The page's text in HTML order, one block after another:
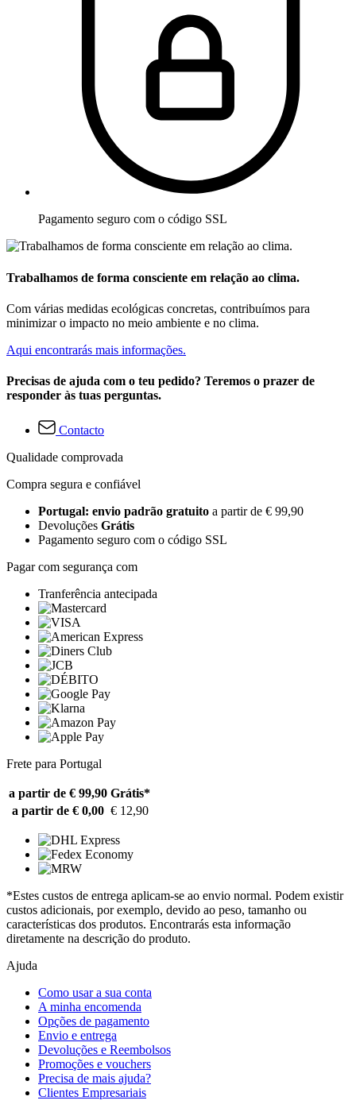
Pagamento seguro com o código SSL
Trabalhamos de forma consciente em relação ao clima.
Com várias medidas ecológicas concretas, contribuímos para
minimizar o impacto no meio ambiente e no clima.
Aqui encontrarás mais informações.
Precisas de ajuda com o teu pedido? Teremos o prazer de
responder às tuas perguntas.
Contacto
Qualidade comprovada
Compra segura e confiável
Portugal: envio padrão gratuito a partir de € 99,90
Devoluções Grátis
Pagamento seguro com o código SSL
Pagar com segurança com
Tranferência antecipada
Frete para Portugal
a partir de € 99,90 Grátis*
a partir de € 0,00 € 12,90
*Estes custos de entrega aplicam-se ao envio normal. Podem existir
custos adicionais, por exemplo, devido ao peso, tamanho ou
características dos produtos. Encontrarás esta informação
diretamente na descrição do produto.
Ajuda
Como usar a sua conta
A minha encomenda
Opções de pagamento
Envio e entrega
Devoluções e Reembolsos
Promoções e vouchers
Precisa de mais ajuda?
Clientes Empresariais